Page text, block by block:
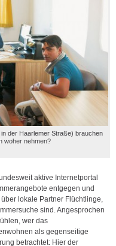
der Haarlemer Straße) brauchen
woher nehmen?
aktive Internetportal
entgegen und
lokale Partner Flüchtlinge,
sind. Angesprochen
wer das
als gegenseitige
betrachtet: Hier der